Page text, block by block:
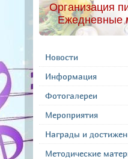
Организация
Ежедневные
Новости
Информация
Фотогалереи
Мероприятия
Награды и
Методические